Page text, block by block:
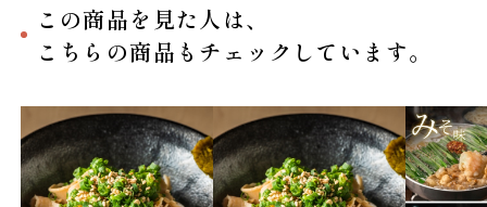
この商品を見た人は、
こちらの商品もチェックしています。